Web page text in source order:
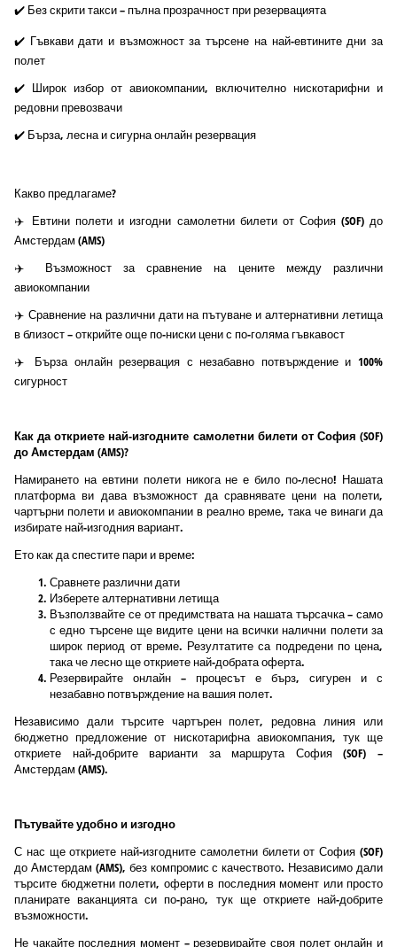
✔️ Без скрити такси – пълна прозрачност при резервацията
✔️ Гъвкави дати и възможност за търсене на най-евтините дни за
полет
✔️ Широк избор от авиокомпании, включително нискотарифни и
редовни превозвачи
✔️ Бърза, лесна и сигурна онлайн резервация
Какво предлагаме?
✈️ Евтини полети и изгодни самолетни билети от София (SOF) до
Амстердам (AMS)
✈️ Възможност за сравнение на цените между различни
авиокомпании
✈️ Сравнение на различни дати на пътуване и алтернативни летища
в близост – открийте още по-ниски цени с по-голяма гъвкавост
✈️ Бърза онлайн резервация с незабавно потвърждение и 100%
сигурност
Как да откриете най-изгодните самолетни билети от София (SOF)
до Амстердам (AMS)?
Намирането на евтини полети никога не е било по-лесно! Нашата
платформа ви дава възможност да сравнявате цени на полети,
чартърни полети и авиокомпании в реално време, така че винаги да
избирате най-изгодния вариант.
Ето как да спестите пари и време:
Сравнете различни дати
Изберете алтернативни летища
Възползвайте се от предимствата на нашата търсачка – само
с едно търсене ще видите цени на всички налични полети за
широк период от време. Резултатите са подредени по цена,
така че лесно ще откриете най-добрата оферта.
Резервирайте онлайн – процесът е бърз, сигурен и с
незабавно потвърждение на вашия полет.
Независимо дали търсите чартърен полет, редовна линия или
бюджетно предложение от нискотарифна авиокомпания, тук ще
откриете най-добрите варианти за маршрута София (SOF) –
Амстердам (AMS).
Пътувайте удобно и изгодно
С нас ще откриете най-изгодните самолетни билети от София (SOF)
до Амстердам (AMS), без компромис с качеството. Независимо дали
търсите бюджетни полети, оферти в последния момент или просто
планирате ваканцията си по-рано, тук ще откриете най-добрите
възможности.
Не чакайте последния момент – резервирайте своя полет онлайн и